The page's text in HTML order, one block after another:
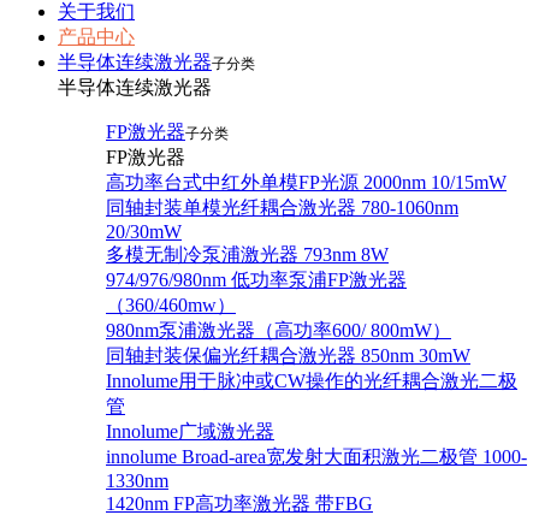
关于我们
产品中心
半导体连续激光器子分类
半导体连续激光器
FP激光器子分类
FP激光器
高功率台式中红外单模FP光源 2000nm 10/15mW
同轴封装单模光纤耦合激光器 780-1060nm
20/30mW
多模无制冷泵浦激光器 793nm 8W
974/976/980nm 低功率泵浦FP激光器
（360/460mw）
980nm泵浦激光器（高功率600/ 800mW）
同轴封装保偏光纤耦合激光器 850nm 30mW
Innolume用于脉冲或CW操作的光纤耦合激光二极
管
Innolume广域激光器
innolume Broad-area宽发射大面积激光二极管 1000-
1330nm
1420nm FP高功率激光器 带FBG